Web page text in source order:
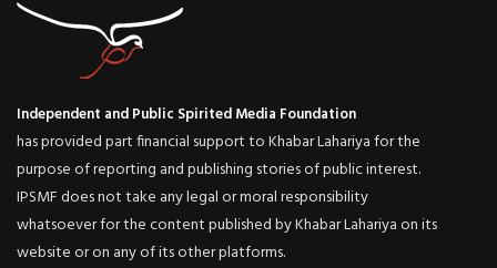
Independent and Public Spirited Media Foundation
has provided part financial support to Khabar Lahariya for the
purpose of reporting and publishing stories of public interest.
IPSMF does not take any legal or moral responsibility
whatsoever for the content published by Khabar Lahariya on its
website or on any of its other platforms.